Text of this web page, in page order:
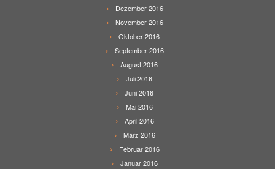
Dezember 2016
November 2016
Oktober 2016
September 2016
August 2016
Juli 2016
Juni 2016
Mai 2016
April 2016
März 2016
Februar 2016
Januar 2016